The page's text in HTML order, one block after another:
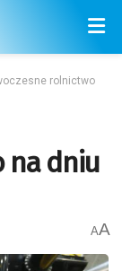
rolnictwo
na dniu
AA